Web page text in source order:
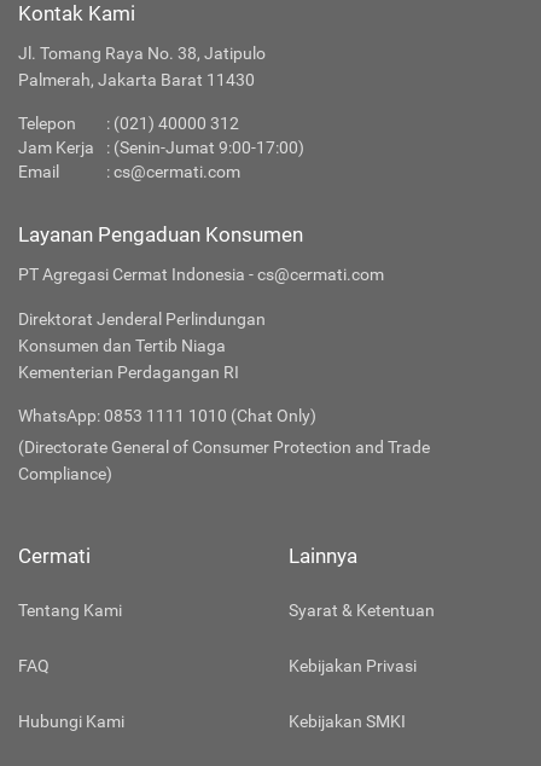
Kontak Kami
Jl. Tomang Raya No. 38, Jatipulo
Palmerah, Jakarta Barat 11430
Telepon : (021) 40000 312
Jam Kerja
: (Senin-Jumat 9:00-17:00)
Email
:cs@cermati.com
Layanan Pengaduan Konsumen
PT Agregasi Cermat Indonesia - cs@cermati.com
Direktorat Jenderal Perlindungan
Konsumen dan Tertib Niaga
Kementerian Perdagangan RI
WhatsApp: 0853 1111 1010 (Chat Only)
(Directorate General of Consumer Protection and Trade
Compliance)
Cermati
Tentang Kami
FAQ
Hubungi Kami
Lainnya
Syarat & Ketentuan
Kebijakan Privasi
Kebijakan SMKI